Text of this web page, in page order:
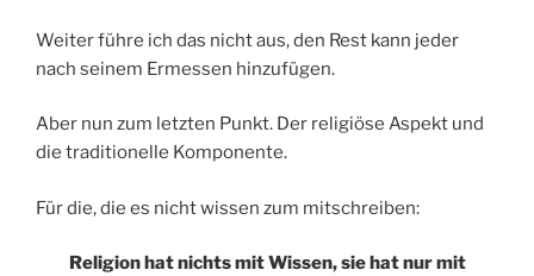
Weiter führe ich das nicht aus, den Rest kann jeder
nach seinem Ermessen hinzufügen.
Aber nun zum letzten Punkt. Der religiöse Aspekt und
die traditionelle Komponente.
Für die, die es nicht wissen zum mitschreiben:
Religion hat nichts mit Wissen, sie hat nur mit